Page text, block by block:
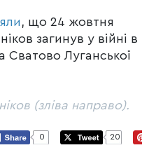
, що 24 жовтня
загинув у війні в
Сватово Луганської
(зліва направо).
0 20